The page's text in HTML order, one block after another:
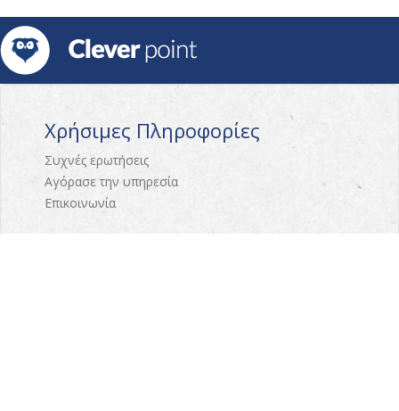
Χρήσιμες Πληροφορίες
Συχνές ερωτήσεις
Αγόρασε την υπηρεσία
Επικοινωνία
Γνωρίστε το CleverPoint